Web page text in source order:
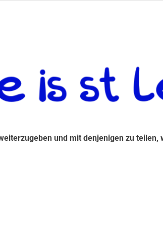
und mit denjenigen zu